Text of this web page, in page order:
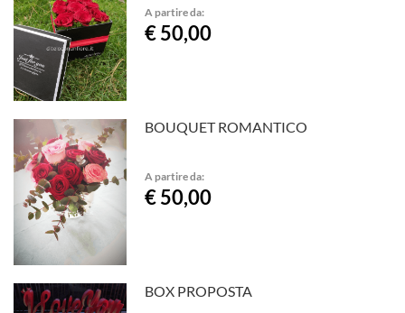
A partire da:
€ 50,00
BOUQUET ROMANTICO
A partire da:
€ 50,00
BOX PROPOSTA